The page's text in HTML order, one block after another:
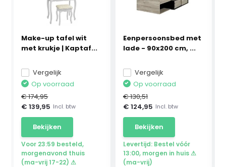
Make-up tafel wit
met krukje | Kaptaf...
Vergelijk
Op voorraad
€ 174,95
€ 139,95 Incl. btw
Bekijken
Voor 23:59 besteld,
morgenavond thuis
(ma-vrij 17-22) ⚠
Eenpersoonsbed met
lade - 90x200 cm, ...
Vergelijk
Op voorraad
€ 130,51
€ 124,95 Incl. btw
Bekijken
Levertijd: Bestel vóór
13:00, morgen in huis ⚠
(ma-vrij)